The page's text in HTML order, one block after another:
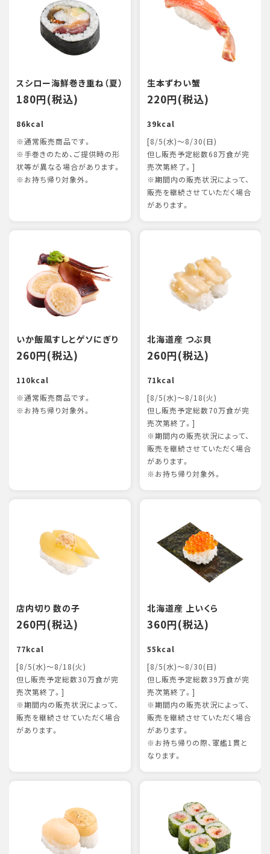
スシロー海鮮巻き重ね（夏）
180円(税込)
86kcal
※通常販売商品です。
※手巻きのため、ご提供時の形
状等が異なる場合があります。
※お持ち帰り対象外。
生本ずわい蟹
220円(税込)
39kcal
[8/5(水)～8/30(日)
但し販売予定総数68万食が完
売次第終了。]
※期間内の販売状況によって、
販売を継続させていただく場合
があります。
いか飯風すしとゲソにぎり
260円(税込)
110kcal
※通常販売商品です。
※お持ち帰り対象外。
北海道産 つぶ貝
260円(税込)
71kcal
[8/5(水)～8/18(火)
但し販売予定総数70万食が完
売次第終了。]
※期間内の販売状況によって、
販売を継続させていただく場合
があります。
※お持ち帰り対象外。
店内切り 数の子
260円(税込)
77kcal
[8/5(水)～8/18(火)
但し販売予定総数30万食が完
売次第終了。]
※期間内の販売状況によって、
販売を継続させていただく場合
があります。
北海道産 上いくら
360円(税込)
55kcal
[8/5(水)～8/30(日)
但し販売予定総数39万食が完
売次第終了。]
※期間内の販売状況によって、
販売を継続させていただく場合
があります。
※お持ち帰りの際、軍艦1貫と
なります。